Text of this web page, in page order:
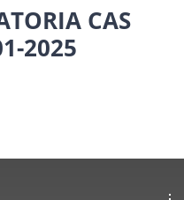
CAS
2025